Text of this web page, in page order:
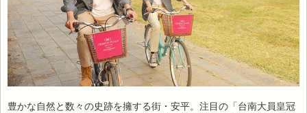
豊かな自然と数々の史跡を擁する街・安平。注目の「台南大員皇冠